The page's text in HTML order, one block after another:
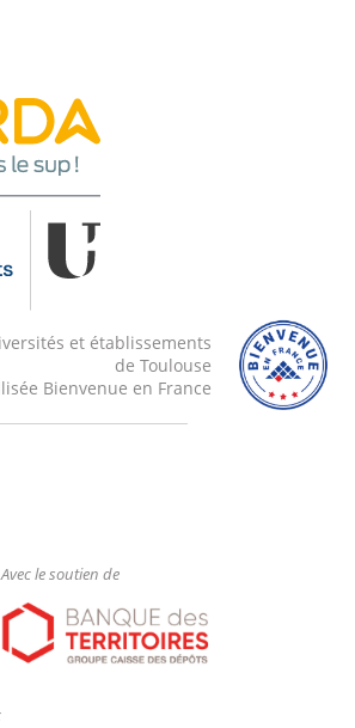
et établissements
de Toulouse
Bienvenue en France
Avec le soutien de